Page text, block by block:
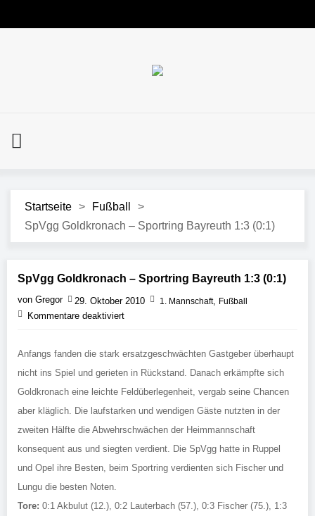
Startseite > Fußball
>
SpVgg Goldkronach – Sportring Bayreuth 1:3 (0:1)
SpVgg Goldkronach – Sportring Bayreuth 1:3 (0:1)
von Gregor 29. Oktober 2010 1. Mannschaft, Fußball
Kommentare deaktiviert
Anfangs fanden die stark ersatzgeschwächten Gastgeber überhaupt
nicht ins Spiel und gerieten in Rückstand. Danach erkämpfte sich
Goldkronach eine leichte Feldüberlegenheit, vergab seine Chancen
aber kläglich. Die laufstarken und wendigen Gäste nutzten in der
zweiten Hälfte die Abwehrschwächen der Heimmannschaft
konsequent aus und siegten verdient. Die SpVgg hatte in Ruppel
und Opel ihre Besten, beim Sportring verdienten sich Fischer und
Lungu die besten Noten.
Tore: 0:1 Akbulut (12.), 0:2 Lauterbach (57.), 0:3 Fischer (75.), 1:3